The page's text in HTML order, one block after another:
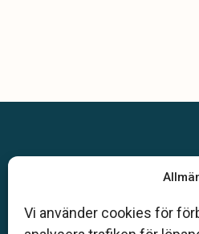
Vi använder cookies för
Klarahill består